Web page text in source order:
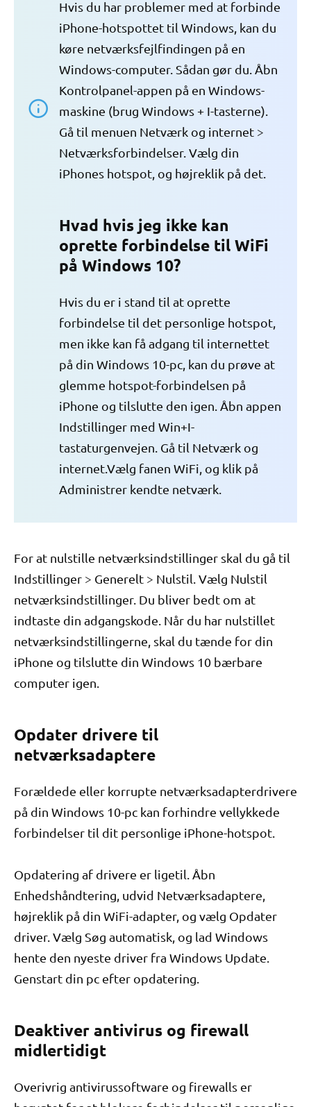
Hvis du har problemer med at forbinde
iPhone-hotspottet til Windows, kan du
køre netværksfejlfindingen på en
Windows-computer. Sådan gør du. Åbn
Kontrolpanel-appen på en Windows-
maskine (brug Windows + I-tasterne).
Gå til menuen Netværk og internet >
Netværksforbindelser. Vælg din
iPhones hotspot, og højreklik på det.
Hvad hvis jeg ikke kan
oprette forbindelse til WiFi
på Windows 10?
Hvis du er i stand til at oprette
forbindelse til det personlige hotspot,
men ikke kan få adgang til internettet
på din Windows 10-pc, kan du prøve at
glemme hotspot-forbindelsen på
iPhone og tilslutte den igen. Åbn appen
Indstillinger med Win+I-
tastaturgenvejen. Gå til Netværk og
internet.Vælg fanen WiFi, og klik på
Administrer kendte netværk.
For at nulstille netværksindstillinger skal du gå til
Indstillinger > Generelt > Nulstil. Vælg Nulstil
netværksindstillinger. Du bliver bedt om at
indtaste din adgangskode. Når du har nulstillet
netværksindstillingerne, skal du tænde for din
iPhone og tilslutte din Windows 10 bærbare
computer igen.
Opdater drivere til
netværksadaptere
Forældede eller korrupte netværksadapterdrivere
på din Windows 10-pc kan forhindre vellykkede
forbindelser til dit personlige iPhone-hotspot.
Opdatering af drivere er ligetil. Åbn
Enhedshåndtering, udvid Netværksadaptere,
højreklik på din WiFi-adapter, og vælg Opdater
driver. Vælg Søg automatisk, og lad Windows
hente den nyeste driver fra Windows Update.
Genstart din pc efter opdatering.
Deaktiver antivirus og firewall
midlertidigt
Overivrig antivirussoftware og firewalls er